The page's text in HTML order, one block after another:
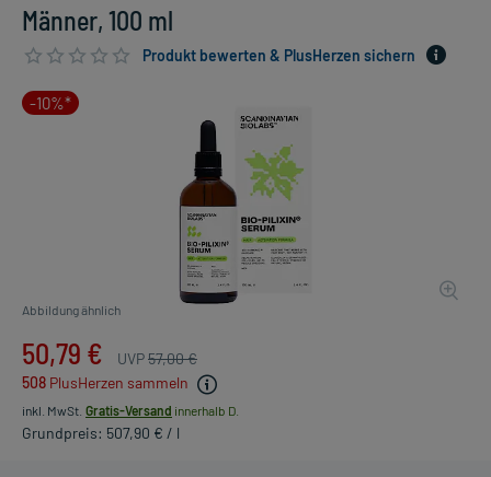
Männer, 100 ml
Produkt bewerten & PlusHerzen sichern
-10%*
Abbildung ähnlich
50,79 € UVP57,00 €
508 PlusHerzen sammeln
inkl. MwSt. Gratis-Versand innerhalb D.
Grundpreis: 507,90 € / l